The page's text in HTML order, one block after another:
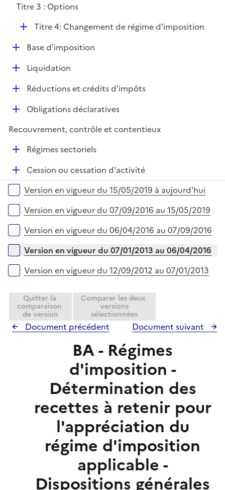
p
e
Titre 3 : Options
D
p
i
e
Titre 4: Changement de régime d'imposition
DBase d'imposition
D
e
Liquidation
D
i
Réductions et crédits d'impôts
D
p
r
Obligations déclaratives
Recouvrement, contrôle et contentieux
D
e
Régimes sectoriels
D
é
p
e
Cession ou cessation d'activité
Versions sur la période
Version en vigueur du 15/05/2019 à aujourd'hui
Version en vigueur du 07/09/2016 au 15/05/2019
Version en vigueur du 06/04/2016 au 07/09/2016
Version en vigueur du 07/01/2013 au 06/04/2016
Version en vigueur du 12/09/2012 au 07/01/2013
Quitter la
comparaison
de version
Comparer les deux
versions
sélectionnées
Document précédent Document suivant
BA - Régimes
d'imposition -
Détermination des
recettes à retenir pour
l'appréciation du
régime d'imposition
applicable -
Dispositions générales